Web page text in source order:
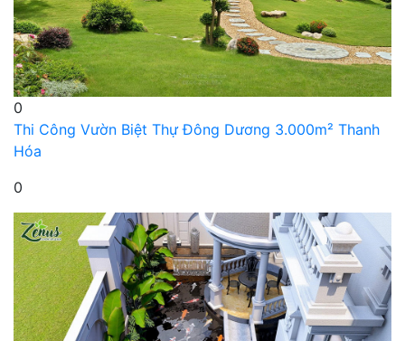
0
Thi Công Vườn Biệt Thự Đông Dương 3.000m² Thanh
Hóa
0